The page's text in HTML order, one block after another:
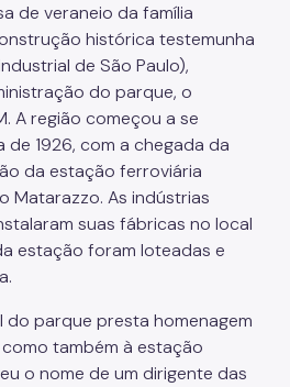
Ambiental
Ambiental
de veraneio da família
histórica testemunha
de São Paulo),
do parque, o
A região começou a se
1926, com a chegada da
da estação ferroviária
Matarazzo. As indústrias
suas fábricas no local
estação foram loteadas e
do parque presta homenagem
também à estação
o nome de um dirigente das